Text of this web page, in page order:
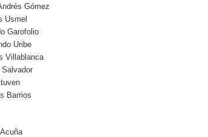
Gómez
Usmel
Garofolio
Uribe
Villablanca
Barrios